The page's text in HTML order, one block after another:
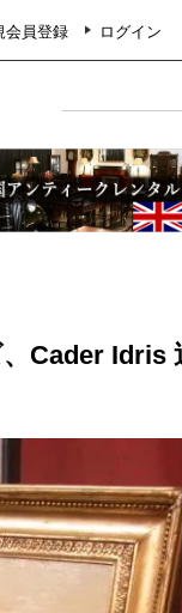
会員登録 ログイン
Cader Idris